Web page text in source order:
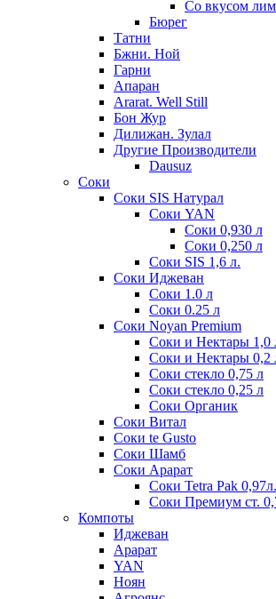
Со вкусом
Бюрег
Татни
Бжни. Ной
Гарни
Апаран
Ararat. Well Still
Бон Жур
Дилижан. Зулал
Другие Производители
Dausuz
Соки
Соки SIS Натурал
Соки YAN
Соки 0,930 л
Соки 0,250 л
Соки SIS 1,6 л.
Соки Иджеван
Соки 1.0 л
Соки 0.25 л
Соки Noyan Premium
Соки и Нектары 1,0
Соки и Нектары 0,2
Соки стекло 0,75 л
Соки стекло 0,25 л
Соки Органик
Соки Витал
Соки te Gusto
Соки Шамб
Соки Арарат
Соки Tetra Pak 0,97л.
Соки Премиум ст.
Компоты
Иджеван
Арарат
YAN
Ноян